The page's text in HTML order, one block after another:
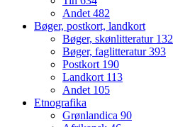
Andet 482
Bøger, postkort, landkort
Bøger, skønlitteratur 132
Bøger, faglitteratur393
Postkort 190
Landkort 113
Andet 105
Etnografika
Grønlandica 90